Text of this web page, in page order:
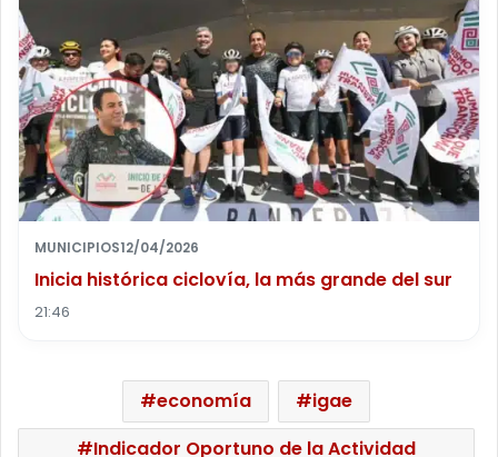
MUNICIPIOS12/04/2026
Inicia histórica ciclovía, la más grande del sur
21:46
economía
igae
Indicador Oportuno de la Actividad